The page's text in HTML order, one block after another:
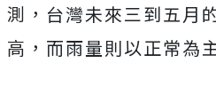
測，台灣未來三到五月
高，而雨量則以正常為